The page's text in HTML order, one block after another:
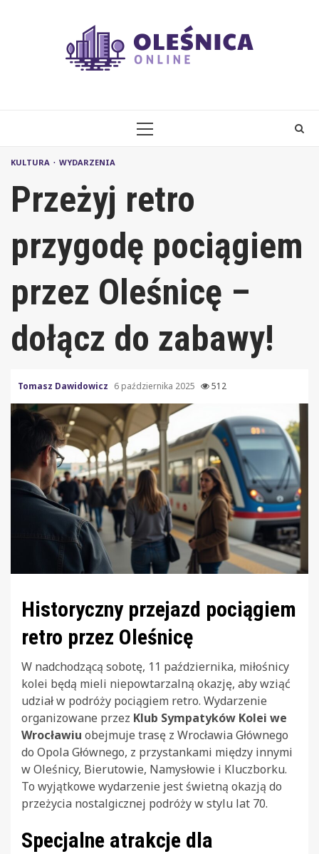
PRIMARY
KULTURA WYDARZENIA
Przeżyj retro
przygodę pociągiem
przez Oleśnicę –
dołącz do zabawy!
Tomasz Dawidowicz 6 października 2025 512
Historyczny przejazd pociągiem
retro przez Oleśnicę
W nadchodzącą sobotę, 11 października, miłośnicy
kolei będą mieli niepowtarzalną okazję, aby wziąć
udział w podróży pociągiem retro. Wydarzenie
organizowane przez Klub Sympatyków Kolei we
Wrocławiu obejmuje trasę z Wrocławia Głównego
do Opola Głównego, z przystankami między innymi
w Oleśnicy, Bierutowie, Namysłowie i Kluczborku.
To wyjątkowe wydarzenie jest świetną okazją do
przeżycia nostalgicznej podróży w stylu lat 70.
Specjalne atrakcje dla